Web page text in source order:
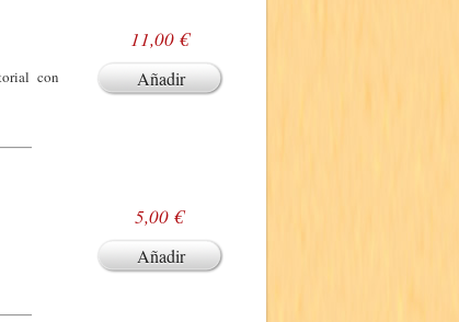
con
11,00 €
Añadir
5,00 €
Añadir